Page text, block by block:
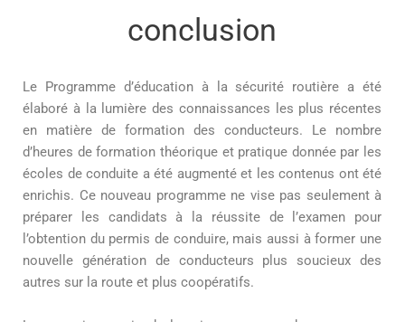
LIENS UTILES
CONTACTS
conclusion
Le Programme d’éducation à la sécurité routière a été
élaboré à la lumière des connaissances les plus récentes
en matière de formation des conducteurs. Le nombre
d’heures de formation théorique et pratique donnée par les
écoles de conduite a été augmenté et les contenus ont été
enrichis. Ce nouveau programme ne vise pas seulement à
préparer les candidats à la réussite de l’examen pour
l’obtention du permis de conduire, mais aussi à former une
nouvelle génération de conducteurs plus soucieux des
autres sur la route et plus coopératifs.